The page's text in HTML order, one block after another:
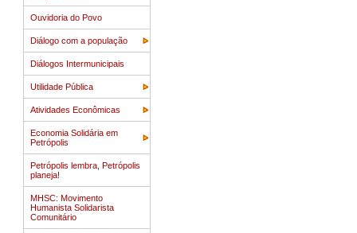
Ouvidoria do Povo
Diálogo com a população
Diálogos Intermunicipais
Utilidade Pública
Atividades Econômicas
Economia Solidária em
Petrópolis
Petrópolis lembra, Petrópolis
planeja!
MHSC: Movimento
Humanista Solidarista
Comunitário